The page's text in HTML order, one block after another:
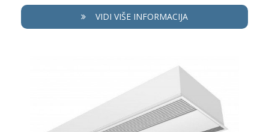
VIDI VIŠE INFORMACIJA